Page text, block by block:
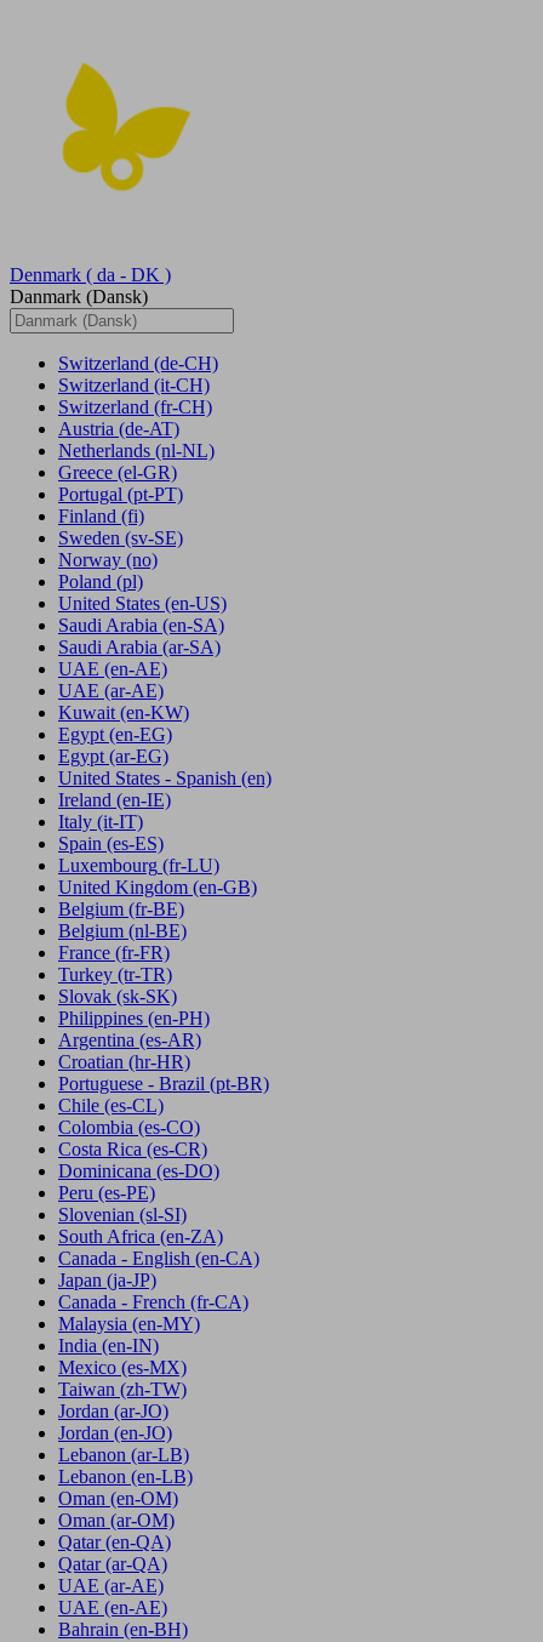
Denmark ( da - DK )
Danmark (Dansk)
Switzerland (de-CH)
Switzerland (it-CH)
Switzerland (fr-CH)
Austria (de-AT)
Netherlands (nl-NL)
Greece (el-GR)
Portugal (pt-PT)
Finland (fi)
Sweden (sv-SE)
Norway (no)
Poland (pl)
United States (en-US)
Saudi Arabia (en-SA)
Saudi Arabia (ar-SA)
UAE (en-AE)
UAE (ar-AE)
Kuwait (en-KW)
Egypt (en-EG)
Egypt (ar-EG)
United States - Spanish (en)
Ireland (en-IE)
Italy (it-IT)
Spain (es-ES)
Luxembourg (fr-LU)
United Kingdom (en-GB)
Belgium (fr-BE)
Belgium (nl-BE)
France (fr-FR)
Turkey (tr-TR)
Slovak (sk-SK)
Philippines (en-PH)
Argentina (es-AR)
Croatian (hr-HR)
Portuguese - Brazil (pt-BR)
Chile (es-CL)
Colombia (es-CO)
Costa Rica (es-CR)
Dominicana (es-DO)
Peru (es-PE)
Slovenian (sl-SI)
South Africa (en-ZA)
Canada - English (en-CA)
Japan (ja-JP)
Canada - French (fr-CA)
Malaysia (en-MY)
India (en-IN)
Mexico (es-MX)
Taiwan (zh-TW)
Jordan (ar-JO)
Jordan (en-JO)
Lebanon (ar-LB)
Lebanon (en-LB)
Oman (en-OM)
Oman (ar-OM)
Qatar (en-QA)
Qatar (ar-QA)
UAE (ar-AE)
UAE (en-AE)
Bahrain (en-BH)